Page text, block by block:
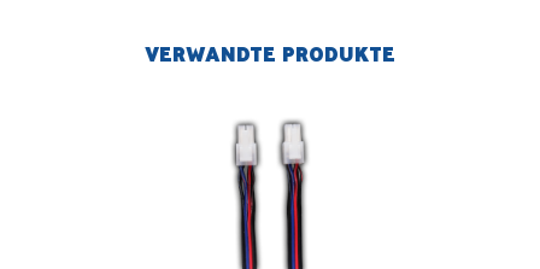
VERWANDTE PRODUKTE